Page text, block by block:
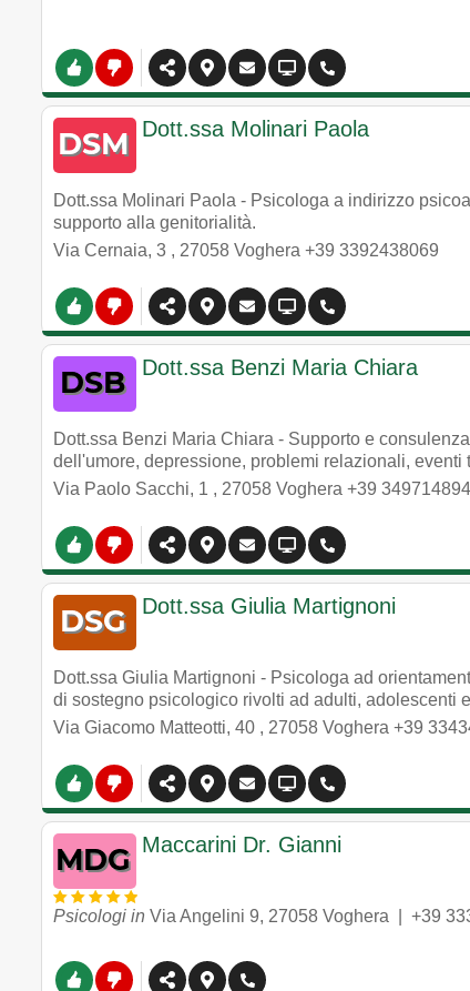
Dott.ssa Molinari Paola
Dott.ssa Molinari Paola - Psicologa a indirizzo
supporto alla genitorialità.
Via Cernaia, 3 , 27058 Voghera +39 3392438069
Dott.ssa Benzi Maria Chiara
Dott.ssa Benzi Maria Chiara - Supporto e
dell'umore, depressione, problemi relazionali, eventi
Via Paolo Sacchi, 1 , 27058 Voghera +39
Dott.ssa Giulia Martignoni
Dott.ssa Giulia Martignoni - Psicologa ad
di sostegno psicologico rivolti ad adulti, adolescenti
Via Giacomo Matteotti, 40 , 27058 Voghera +39
Maccarini Dr. Gianni
Psicologi in Via Angelini 9, 27058 Voghera +39